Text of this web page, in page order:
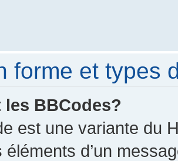
forme et types
les BBCodes?
est une variante du
d’un